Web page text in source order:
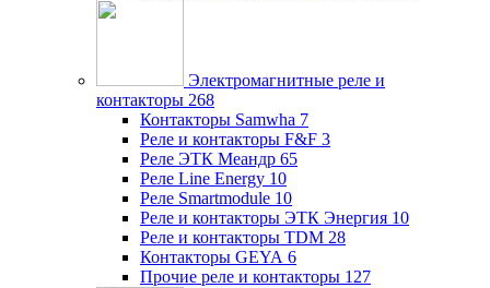
Электромагнитные реле и
контакторы 268
Контакторы Samwha 7
Реле и контакторы F&F 3
Реле ЭТК Меандр 65
Реле Line Energy 10
Реле Smartmodule 10
Реле и контакторы ЭТК Энергия 10
Реле и контакторы TDM 28
Контакторы GEYA 6
Прочие реле и контакторы 127